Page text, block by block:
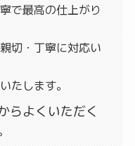
で最高の仕上がり
切・丁寧に対応い
たします。
らよくいただく